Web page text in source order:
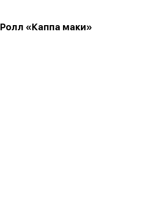
Ролл «Каппа маки»